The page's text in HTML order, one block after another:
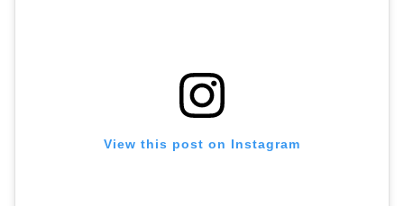
View this post on Instagram